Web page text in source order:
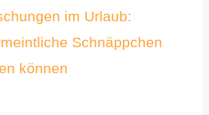
im Urlaub:
Schnäppchen
können